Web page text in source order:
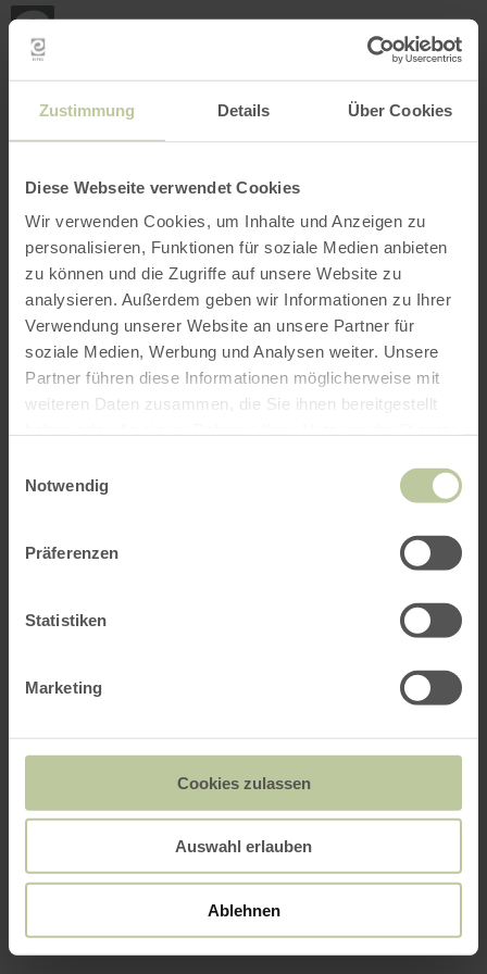
Zustimmung Details Über Cookies
Diese Webseite verwendet Cookies
Wir verwenden Cookies, um Inhalte und Anzeigen zu
personalisieren, Funktionen für soziale Medien anbieten
zu können und die Zugriffe auf unsere Website zu
analysieren. Außerdem geben wir Informationen zu Ihrer
Verwendung unserer Website an unsere Partner für
soziale Medien, Werbung und Analysen weiter. Unsere
Partner führen diese Informationen möglicherweise mit
weiteren Daten zusammen, die Sie ihnen bereitgestellt
Notwendig
Präferenzen
Statistiken
Marketing
Cookies zulassen
Auswahl erlauben
Ablehnen
Skip to main content
Skip to main navigation
Back
to
home
page
SEARCH MENU
The leisure activities listed below have been
posted on the Regiondo booking platform by the
provider GesundLand Vulkaneifel GmbH is
solely responsible for the content.